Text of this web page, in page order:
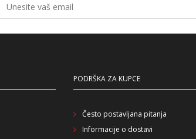
PODRŠKA ZA KUPCE
Često postavljana pitanja
Informacije o dostavi